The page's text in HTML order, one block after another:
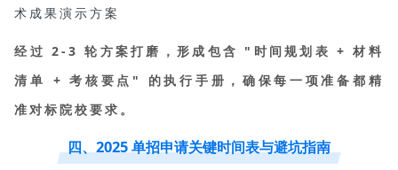
术成果演示方案
经过 2-3 轮方案打磨，形成包含 "时间规划表 + 材料
清单 + 考核要点" 的执行手册，确保每一项准备都精
准对标院校要求。
四、2025 单招申请关键时间表与避坑指南